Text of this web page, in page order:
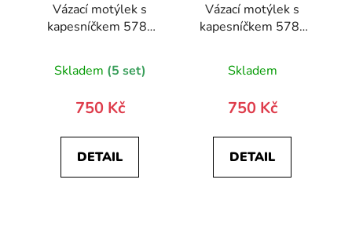
Vázací motýlek s
kapesníčkem 578-
Skladem (5 set)
750 Kč
DETAIL
Vázací motýlek s
kapesníčkem 578-
Skladem
750 Kč
DETAIL